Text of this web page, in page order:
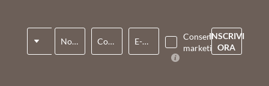
Nome* Cognome* E-mail*
Consenso
marketing*
INSCRIVI
ORA